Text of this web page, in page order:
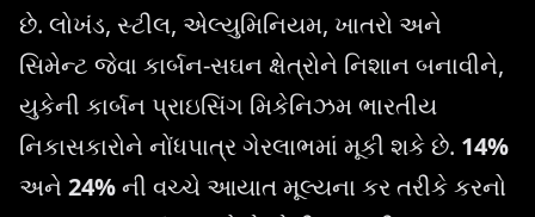
છે. લોખંડ, સ્ટીલ, એલ્યુમિનિયમ, ખાતરો અને
સિમેન્ટ જેવા કાર્બન-સઘન ક્ષેત્રોને નિશાન બનાવીને,
યુકેની કાર્બન પ્રાઇસિંગ મિકેનિઝમ ભારતીય
નિકાસકારોને નોંધપાત્ર ગેરલાભમાં મૂકી શકે છે. 14%
અને 24%ની વચ્ચે આયાત મૂલ્યના કર તરીકે કરનો